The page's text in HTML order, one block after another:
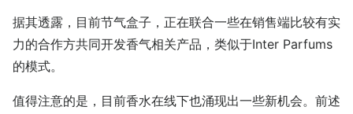
据其透露，目前节气盒子，正在联合一些在销售端比较有实
力的合作方共同开发香气相关产品，类似于Inter Parfums
的模式。
值得注意的是，目前香水在线下也涌现出一些新机会。前述